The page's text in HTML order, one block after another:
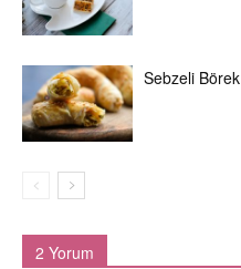
Sebzeli Börek
2 Yorum